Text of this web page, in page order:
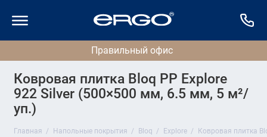
Ковровая плитка Bloq PP Explore
922 Silver (500×500 мм, 6.5 мм, 5 м²/
уп.)
Главная Напольные покрытия Bloq Explore Ковровая плитка